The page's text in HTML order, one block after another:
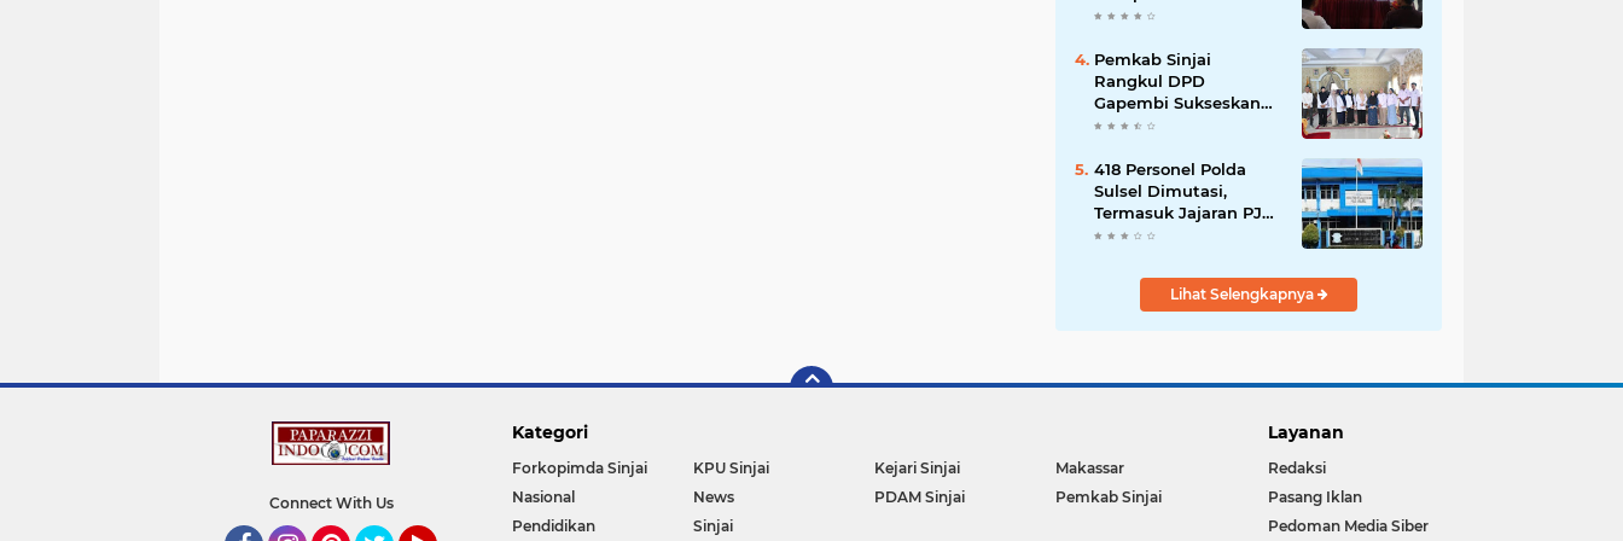
Narkoba-Judi
Pemkab Sinjai
Rangkul DPD
Gapembi Sukseskan
Program MBG Menuju
418 Personel Polda
Sulsel Dimutasi,
Termasuk Jajaran PJU
Ditlantas
Lihat Selengkapnya
Connect With Us
Kategori
Forkopimda Sinjai KPU Sinjai Kejari Sinjai
Makassar
Nasional
News PDAM Sinjai
Pemkab Sinjai
Pendidikan
Sinjai
Layanan
Redaksi
Pasang Iklan
Pedoman Media Siber